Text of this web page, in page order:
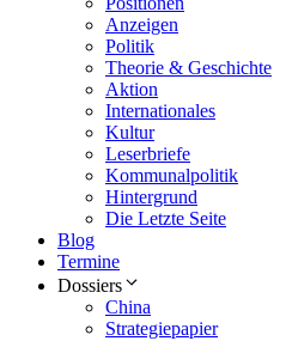
Anzeigen
Politik
Theorie & Geschichte
Aktion
Internationales
Kultur
Leserbriefe
Kommunalpolitik
Hintergrund
Die Letzte Seite
Blog
Termine
Dossiers
China
Strategiepapier